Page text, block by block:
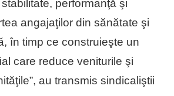
performanţă şi
angajaţilor din sănătate şi
în timp ce construieşte un
care reduce veniturile şi
au transmis sindicaliştii